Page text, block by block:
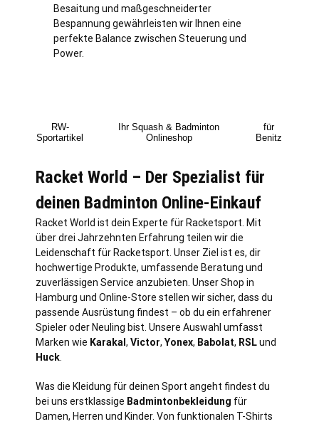
Besaitung und maßgeschneiderter
Bespannung gewährleisten wir Ihnen eine
perfekte Balance zwischen Steuerung und
Power.
RW-
Sportartikel
Ihr Squash & Badminton
Onlineshop
für
Benitz
Racket World – Der Spezialist für
deinen Badminton Online-Einkauf
Racket World ist dein Experte für Racketsport. Mit
über drei Jahrzehnten Erfahrung teilen wir die
Leidenschaft für Racketsport. Unser Ziel ist es, dir
hochwertige Produkte, umfassende Beratung und
zuverlässigen Service anzubieten. Unser Shop in
Hamburg und Online-Store stellen wir sicher, dass du
passende Ausrüstung findest – ob du ein erfahrener
Spieler oder Neuling bist. Unsere Auswahl umfasst
Marken wie Karakal , Victor, Yonex, Babolat, RSLund
Huck
Was die Kleidung für deinen Sport angeht findest du
bei uns erstklassige Badmintonbekleidung für
Damen, Herren und Kinder. Von funktionalen T-Shirts